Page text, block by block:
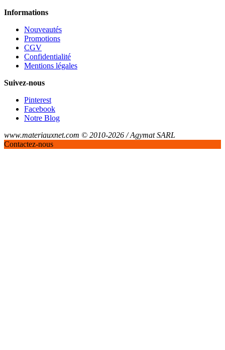
Informations
Nouveautés
Promotions
CGV
Confidentialité
Mentions légales
Suivez-nous
Pinterest
Facebook
Notre Blog
www.materiauxnet.com © 2010-2026 / Agymat SARL
Contactez-nous